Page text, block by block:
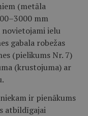
(metāla
mm
novietojami ielu
gabala robežas
(pielikums Nr. 7)
(krustojuma) ar
ir pienākums
atbildīgajai